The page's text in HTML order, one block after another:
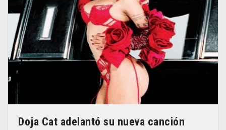
Doja Cat adelantó su nueva canción